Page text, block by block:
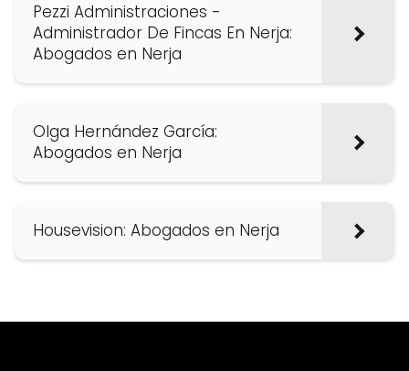
Pezzi Administraciones -
Administrador De Fincas En Nerja:
Abogados en Nerja
Olga Hernández García:
Abogados en Nerja
Housevision: Abogados en Nerja